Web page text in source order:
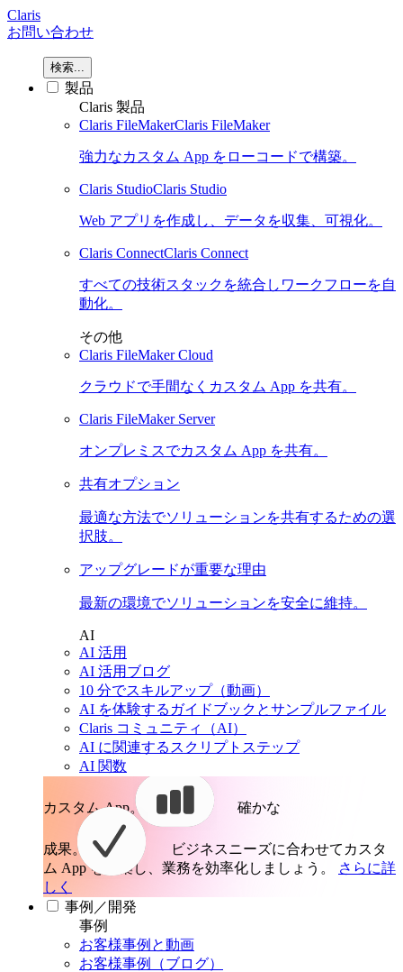
Claris
お問い合わせ
検索...
製品
Claris 製品
Claris FileMakerClaris FileMaker
強力なカスタム App をローコードで構築。
Claris StudioClaris Studio
Web アプリを作成し、データを収集、可視化。
Claris ConnectClaris Connect
すべての技術スタックを統合しワークフローを自
動化。
その他
Claris FileMaker Cloud
クラウドで手間なくカスタム App を共有。
Claris FileMaker Server
オンプレミスでカスタム App を共有。
共有オプション
最適な方法でソリューションを共有するための選
択肢。
アップグレードが重要な理由
最新の環境でソリューションを安全に維持。
AI
AI 活用
AI 活用ブログ
10 分でスキルアップ（動画）
AI を体験するガイドブックとサンプルファイル
Claris コミュニティ（AI）
AI に関連するスクリプトステップ
AI 関数
カスタム App。 確かな
成果。
ビジネスニーズに合わせてカスタ
ム App を構築し、業務を効率化しましょう。
さらに詳
しく
事例／開発
事例
お客様事例と動画
お客様事例（ブログ）